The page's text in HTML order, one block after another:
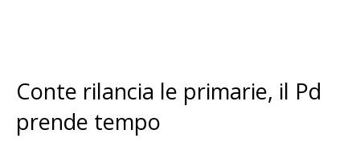
Conte rilancia le primarie, il Pd
prende tempo